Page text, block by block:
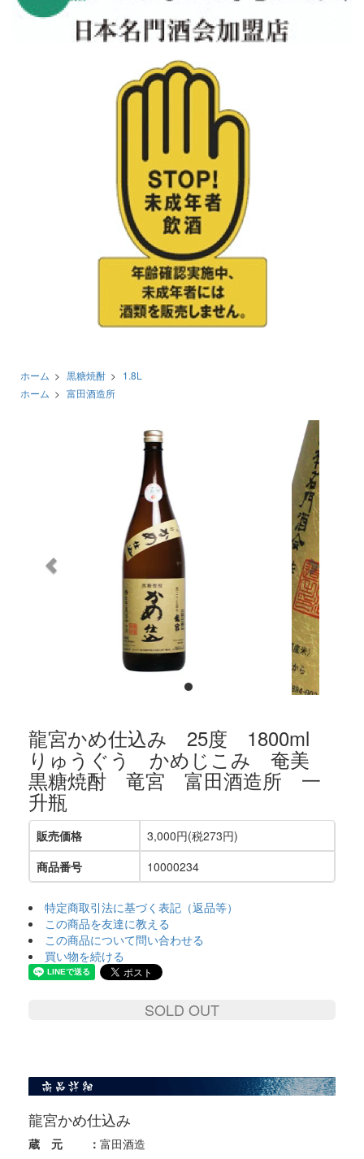
ホーム > 黒糖焼酎 > 1.8L
ホーム > 富田酒造所
次
へ
龍宮かめ仕込み 25度 1800ml
りゅうぐう かめじこみ 奄美
黒糖焼酎 竜宮 富田酒造所 一
升瓶
販売価格
3,000円(税273円)
商品番号
10000234
特定商取引法に基づく表記（返品等）
この商品を友達に教える
この商品について問い合わせる
買い物を続ける
SOLD OUT
龍宮かめ仕込み
蔵 元 ： 富田酒造